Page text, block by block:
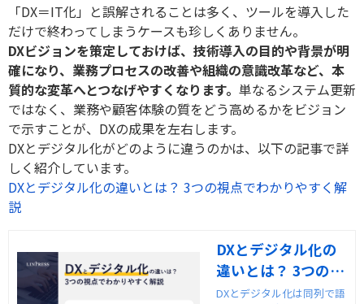
「DX＝IT化」と誤解されることは多く、ツールを導入した
だけで終わってしまうケースも珍しくありません。
DXビジョンを策定しておけば、技術導入の目的や背景が明
確になり、業務プロセスの改善や組織の意識改革など、本
質的な変革へとつなげやすくなります。 単なるシステム更新
ではなく、業務や顧客体験の質をどう高めるかをビジョン
で示すことが、DXの成果を左右します。
DXとデジタル化がどのように違うのかは、以下の記事で詳
しく紹介しています。
DXとデジタル化の違いとは？ 3つの視点でわかりやすく解
説
DXとデジタル化の
違いとは？ 3つの視
点でわかりやすく
DXとデジタル化は同列で語